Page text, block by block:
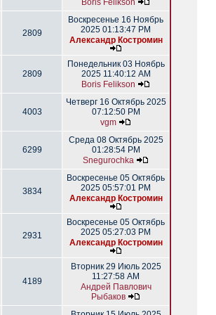
Boris Felikson
2809
Воскресенье 16 Ноябрь
2025 01:13:47 PM
Александр Костромин
2809
Понедельник 03 Ноябрь
2025 11:40:12 AM
Boris Felikson
4003
Четверг 16 Октябрь 2025
07:12:50 PM
vgm
6299
Среда 08 Октябрь 2025
01:28:54 PM
Snegurochka
3834
Воскресенье 05 Октябрь
2025 05:57:01 PM
Александр Костромин
2931
Воскресенье 05 Октябрь
2025 05:27:03 PM
Александр Костромин
4189
Вторник 29 Июль 2025
11:27:58 AM
Андрей Павлович
Рыбаков